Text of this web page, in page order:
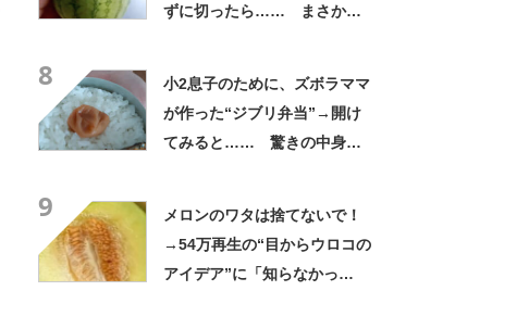
ずに切ったら…… まさかの
8
小2息子のために、ズボラママ
が作った“ジブリ弁当”→開け
てみると…… 驚きの中身に
9
メロンのワタは捨てないで！
→54万再生の“目からウロコの
アイデア”に「知らなかっ